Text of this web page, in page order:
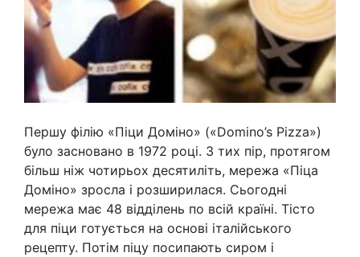
Першу філію «Піци Доміно» («Domino’s Pizza»)
було засновано в 1972 році. З тих пір, протягом
більш ніж чотирьох десятиліть, мережа «Піца
Доміно» зросла і розширилася. Сьогодні
мережа має 48 відділень по всій країні. Тісто
для піци готується на основі італійського
рецепту. Потім піцу посипають сиром і